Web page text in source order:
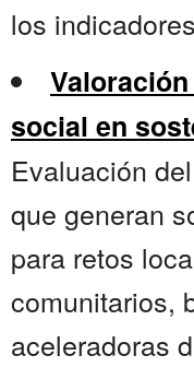
los
social en
Evaluación
que generan
para retos
comunitarios,
aceleradoras